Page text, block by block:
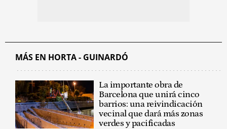
MÁS EN HORTA - GUINARDÓ
La importante obra de
Barcelona que unirá cinco
barrios: una reivindicación
vecinal que dará más zonas
verdes y pacificadas